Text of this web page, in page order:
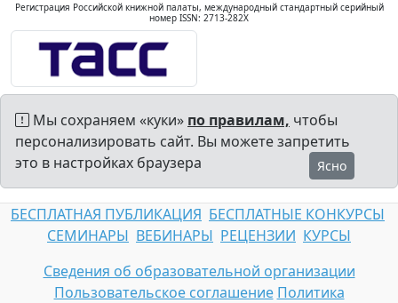
Регистрация Российской книжной палаты, международный стандартный серийный
номер ISSN: 2713-282X
Мы сохраняем «куки» по правилам, чтобы
персонализировать сайт. Вы можете запретить
это в настройках браузера
Ясно
БЕСПЛАТНАЯ ПУБЛИКАЦИЯ БЕСПЛАТНЫЕ КОНКУРСЫ
СЕМИНАРЫ ВЕБИНАРЫ РЕЦЕНЗИИ КУРСЫ
Сведения об образовательной организации
Пользовательское соглашение Политика